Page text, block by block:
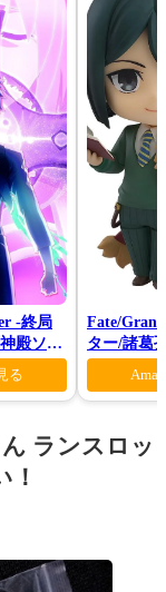
-終局
殿ソロ
版)
る
Fate/
ター/諸葛
ランスロッ
！